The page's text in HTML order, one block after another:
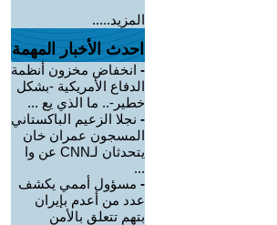
المزيد.....
احدث الأخبار المهمة
- انخفاض مخزون أنظمة
الدفاع الأمريكية -بشكل
خطير-.. ما الذي يع ...
- نجلا الزعيم الباكستاني
المسجون عمران خان
يتحدثان لـCNN عن وا
...
- مسؤول أممي يكشف
عدد من أعدم بإيران
بتهم تتعلق بالأمن